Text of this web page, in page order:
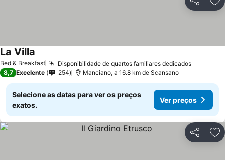
Partilhar
Bed & Breakfast Disponibilidade de quartos familiares dedicados
La Villa
8,7 Excelente 254 Manciano, a 16.8 km de Scansano
Selecione as datas para ver os preços
exatos.
Ver preços
Partilhar